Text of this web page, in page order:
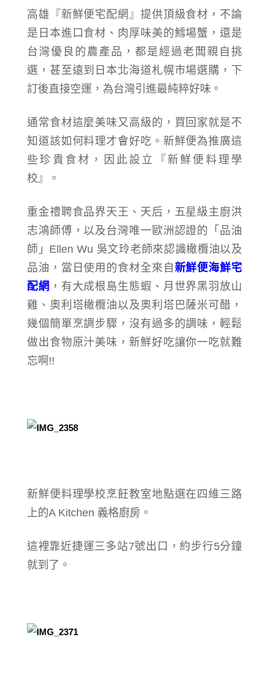
高雄『新鮮便宅配網』提供頂級食材，不論
是日本進口食材、肉厚味美的鱈場蟹，還是
台灣優良的農產品，都是經過老闆親自挑
選，甚至遠到日本北海道札幌市場選購，下
訂後直接空運，為台灣引進最純粹好味。
通常食材這麼美味又高級的，買回家就是不
知道該如何料理才會好吃。新鮮便為推廣這
些珍貴食材，因此設立『新鮮便料理學
校』。
重金禮聘食品界天王、天后，五星級主廚洪
志鴻師傅，以及台灣唯一歐洲認證的「品油
師」Ellen Wu 吳文玲老師來認識橄欖油以及
品油，當日使用的食材全來自 新鮮便海鮮宅
配網 ，有大成根島生態蝦、月世界黑羽放山
雞、奧利塔橄欖油以及奧利塔巴薩米可醋，
幾個簡單烹調步驟，沒有過多的調味，輕鬆
做出食物原汁美味，新鮮好吃讓你一吃就難
忘啊!!
新鮮便料理學校烹飪教室地點選在四維三路
上的A Kitchen 義格廚房。
這裡靠近捷運三多站7號出口，約步行5分鐘
就到了。